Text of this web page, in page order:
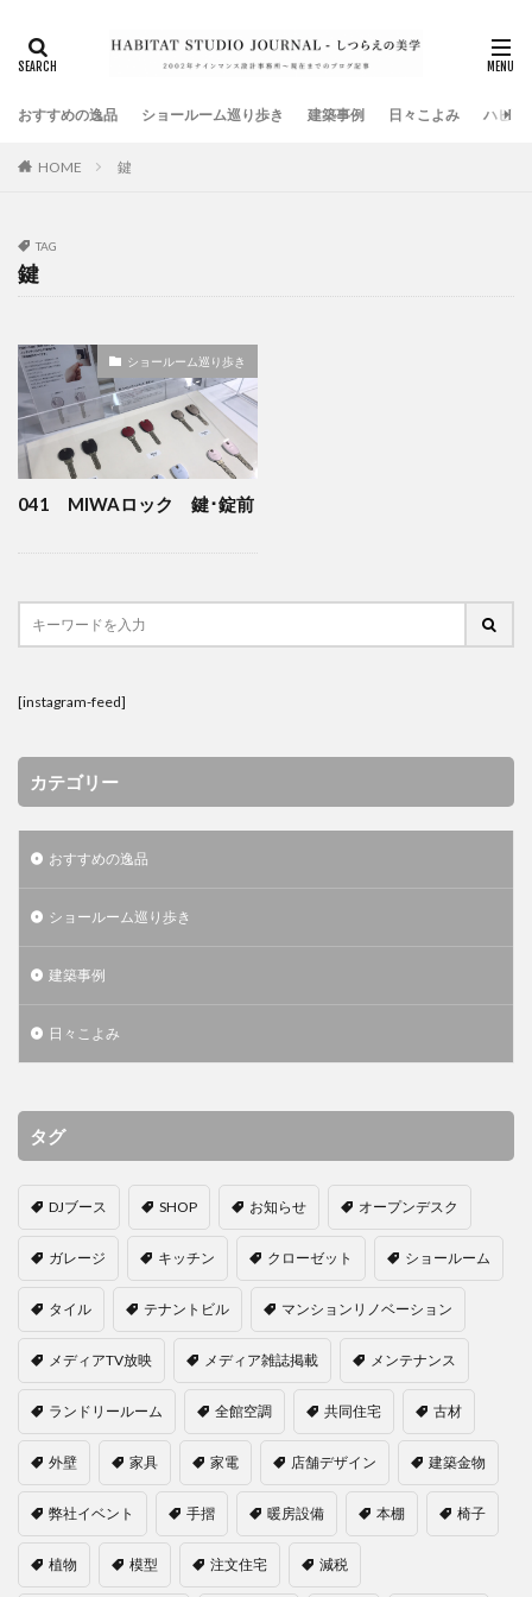
おすすめの逸品 ショールーム巡り歩き 建築事例 日々こよみ ハビタ
HOME 鍵
TAG
鍵
ショールーム巡り歩き
041 MIWAロック 鍵･錠前
[instagram-feed]
カテゴリー
おすすめの逸品
ショールーム巡り歩き
建築事例
日々こよみ
タグ
DJブース SHOP お知らせ オープンデスク
ガレージ キッチン クローゼット ショールーム
タイル テナントビル マンションリノベーション
メディアTV放映 メディア雑誌掲載 メンテナンス
ランドリールーム 全館空調 共同住宅 古材
外壁 家具 家電 店舗デザイン 建築金物
弊社イベント 手摺 暖房設備 本棚 椅子
植物 模型 注文住宅 減税
DJブース SHOP TOOL
お知らせ
クローゼット
ショールーム
タイル
家電
店舗デザイン 建築金物
弊社イベント
植物
模型 注文住宅
無垢床フローリング
照明設備
社員研修旅行
美術館
表札
造り付け家具